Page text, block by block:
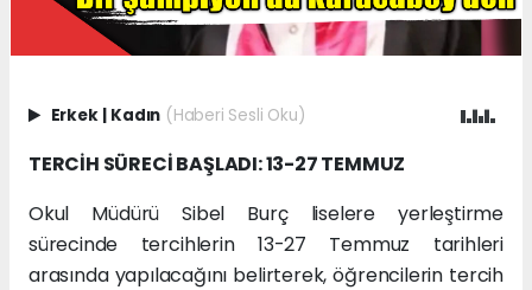
Erkek | Kadın (Haberi Sesli Oku)
TERCİH SÜRECİ BAŞLADI: 13-27 TEMMUZ
Okul Müdürü Sibel Burç liselere yerleştirme
sürecinde tercihlerin 13-27 Temmuz tarihleri
arasında yapılacağını belirterek, öğrencilerin tercih